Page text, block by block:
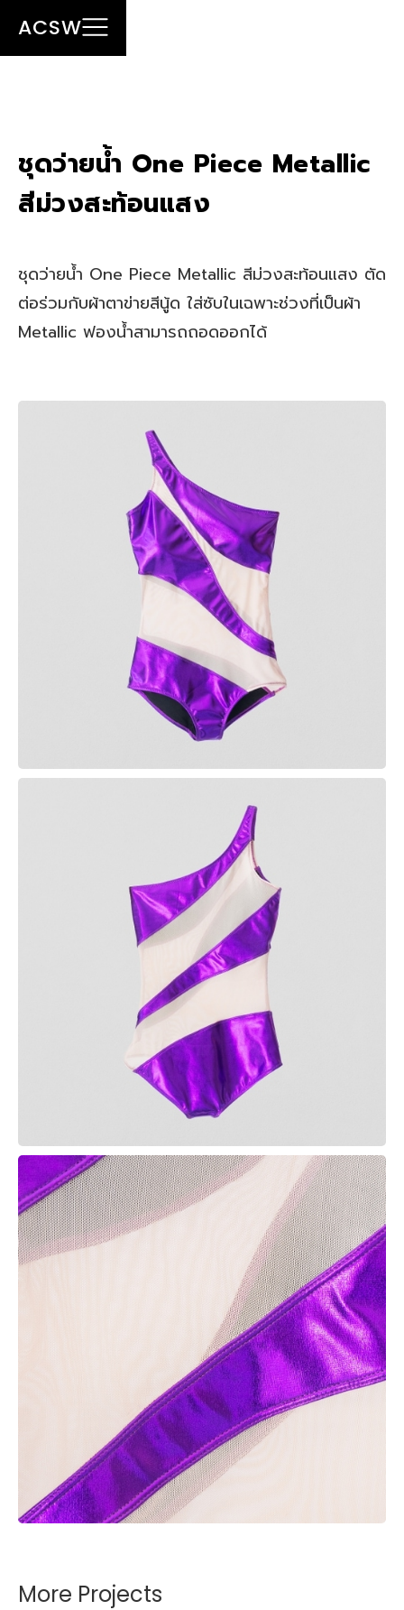
ACSW
ชุดว่ายน้ำ One Piece Metallic
สีม่วงสะท้อนแสง
ชุดว่ายน้ำ One Piece Metallic สีม่วงสะท้อนแสง ตัด
ต่อร่วมกับผ้าตาข่ายสีนู้ด ใส่ซับในเฉพาะช่วงที่เป็นผ้า
Metallic ฟองน้ำสามารถถอดออกได้
More Projects